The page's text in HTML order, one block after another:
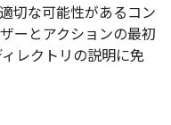
切な可能性があるコン
ーとアクションの最初
レクトリの説明に免